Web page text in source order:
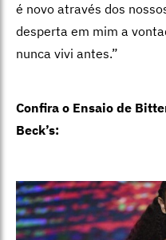
é novo através dos
desperta em mim a
nunca vivi antes.”
Confira o Ensaio de
Beck’s: